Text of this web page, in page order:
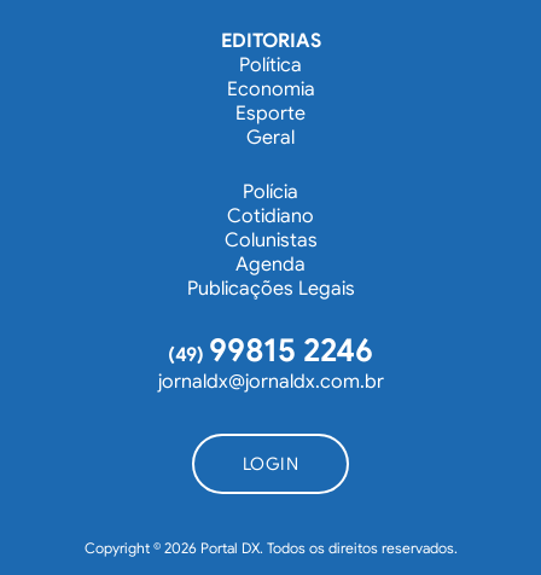
EDITORIAS
Política
Economia
Esporte
Geral
Polícia
Cotidiano
Colunistas
Agenda
Publicações Legais
(49) 99815 2246
jornaldx@jornaldx.com.br
LOGIN
Copyright © 2026 Portal DX. Todos os direitos reservados.